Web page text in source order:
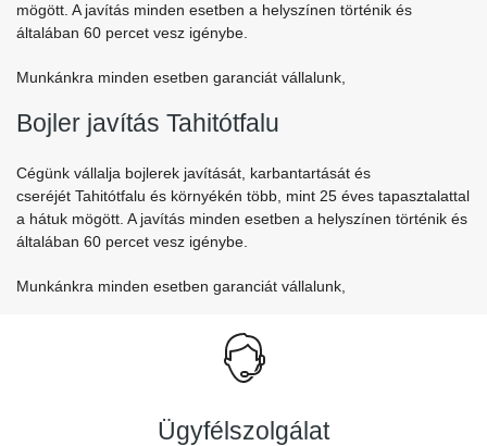
mögött. A javítás minden esetben a helyszínen történik és
általában 60 percet vesz igénybe.
Munkánkra minden esetben garanciát vállalunk,
Bojler javítás Tahitótfalu
Cégünk vállalja bojlerek javítását, karbantartását és
cseréjét Tahitótfalu és környékén több, mint 25 éves tapasztalattal
a hátuk mögött. A javítás minden esetben a helyszínen történik és
általában 60 percet vesz igénybe.
Munkánkra minden esetben garanciát vállalunk,
Ügyfélszolgálat